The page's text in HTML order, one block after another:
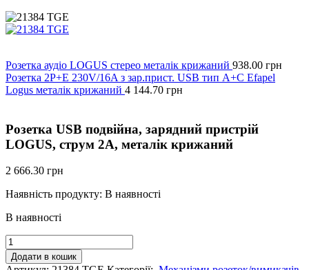
Розетка аудіо LOGUS стерео металік крижаний 938.00 грн
Розетка 2P+E 230V/16A з зар.прист. USB тип A+C Efapel
Logus металік крижаний 4 144.70 грн
Розетка USB подвійна, зарядний пристрій
LOGUS, струм 2А, металік крижаний
2 666.30 грн
Наявність продукту: В наявності
В наявності
Розетка
USB
подвійна,
Додати в кошик